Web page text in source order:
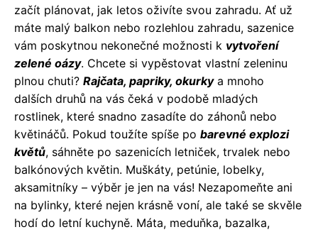
začít plánovat, jak letos oživíte svou zahradu. Ať už
máte malý balkon nebo rozlehlou zahradu, sazenice
vám poskytnou nekonečné možnosti k vytvoření
zelené oázy. Chcete si vypěstovat vlastní zeleninu
plnou chuti? Rajčata, papriky, okurkya mnoho
dalších druhů na vás čeká v podobě mladých
rostlinek, které snadno zasadíte do záhonů nebo
květináčů. Pokud toužíte spíše po barevné explozi
květů, sáhněte po sazenicích letniček, trvalek nebo
balkónových květin. Muškáty, petúnie, lobelky,
aksamitníky – výběr je jen na vás! Nezapomeňte ani
na bylinky, které nejen krásně voní, ale také se skvěle
hodí do letní kuchyně. Máta, meduňka, bazalka,